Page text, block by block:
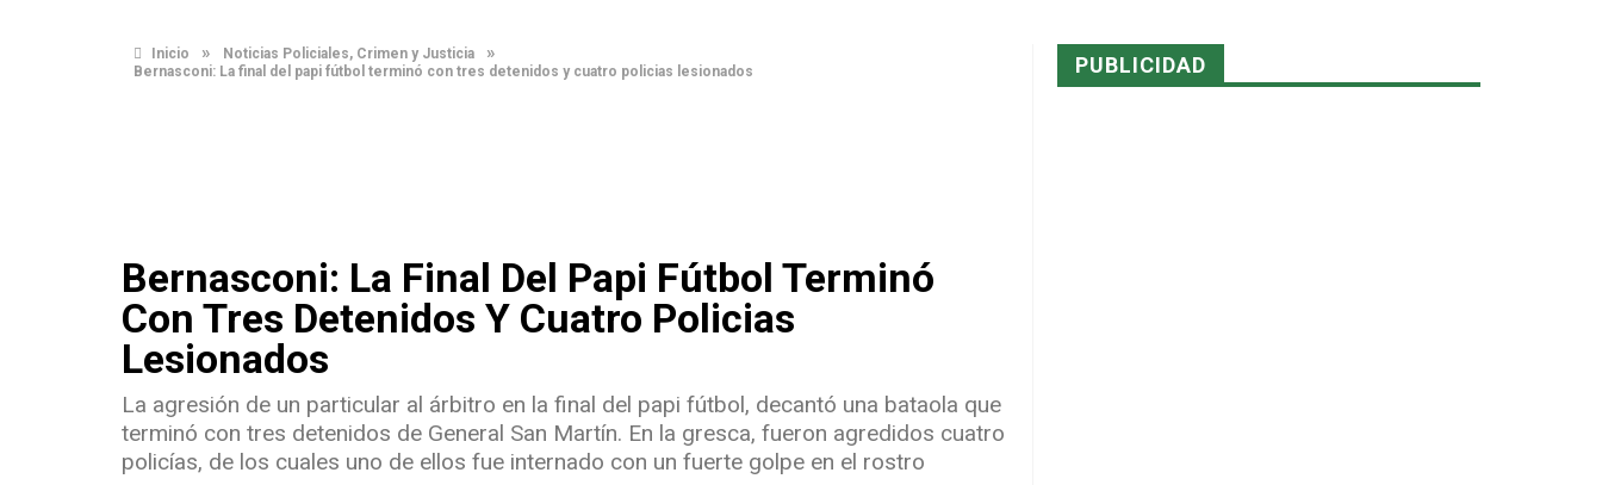
Inicio » Noticias Policiales, Crimen y Justicia »
Bernasconi: La final del papi fútbol terminó con tres detenidos y cuatro policias lesionados
Bernasconi: La Final Del Papi Fútbol Terminó
Con Tres Detenidos Y Cuatro Policias
Lesionados
La agresión de un particular al árbitro en la final del papi fútbol, decantó una bataola que
terminó con tres detenidos de General San Martín. En la gresca, fueron agredidos cuatro
policías, de los cuales uno de ellos fue internado con un fuerte golpe en el rostro
PUBLICIDAD